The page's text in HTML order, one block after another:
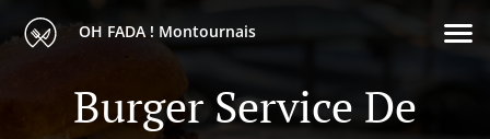
OH FADA ! Montournais
Burger Service De